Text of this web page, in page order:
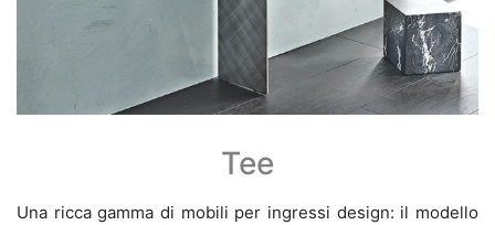
Tee
Una ricca gamma di mobili per ingressi design: il modello